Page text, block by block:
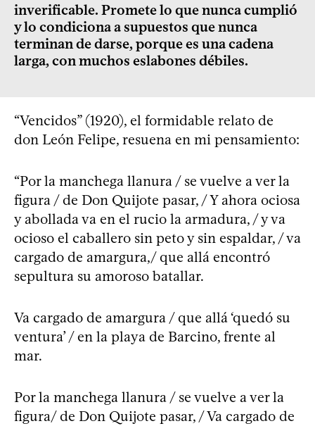
inverificable. Promete lo que nunca cumplió
y lo condiciona a supuestos que nunca
terminan de darse, porque es una cadena
larga, con muchos eslabones débiles.
“Vencidos” (1920), el formidable relato de
don León Felipe, resuena en mi pensamiento:
“Por la manchega llanura / se vuelve a ver la
figura / de Don Quijote pasar, / Y ahora ociosa
y abollada va en el rucio la armadura, / y va
ocioso el caballero sin peto y sin espaldar, / va
cargado de amargura,/ que allá encontró
sepultura su amoroso batallar.
Va cargado de amargura / que allá ‘quedó su
ventura’ / en la playa de Barcino, frente al
mar.
Por la manchega llanura / se vuelve a ver la
figura/ de Don Quijote pasar, / Va cargado de